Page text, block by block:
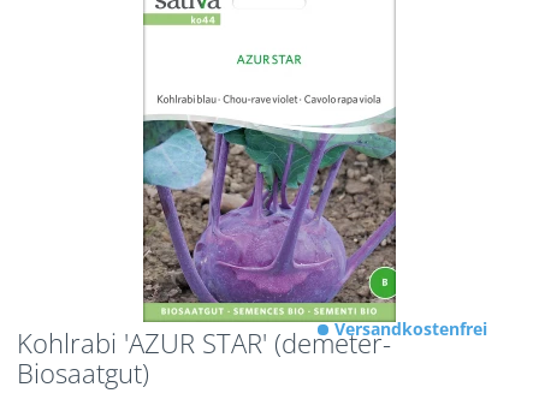
Kohlrabi 'AZUR STAR' (demeter-
Biosaatgut)
Versandkostenfrei